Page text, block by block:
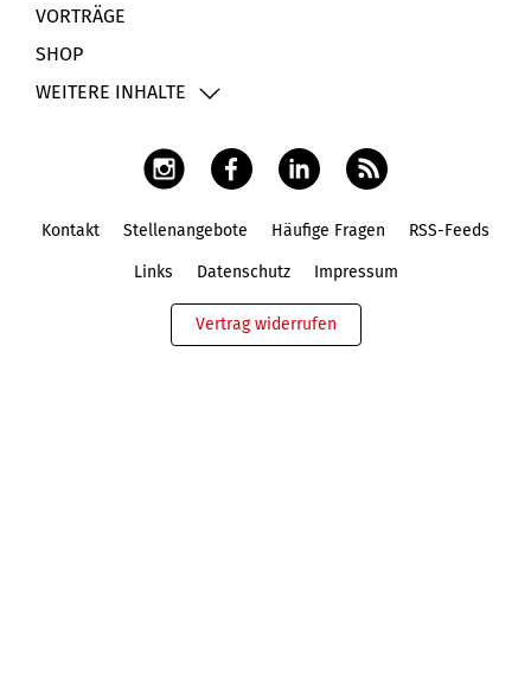
VORTRÄGE
SHOP
WEITERE INHALTE
Kontakt Stellenangebote Häufige Fragen RSS-Feeds
Links Datenschutz Impressum
Vertrag widerrufen